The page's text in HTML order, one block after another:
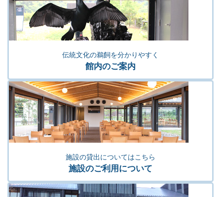
伝統文化の鵜飼を分かりやすく
館内のご案内
施設の貸出についてはこちら
施設のご利用について